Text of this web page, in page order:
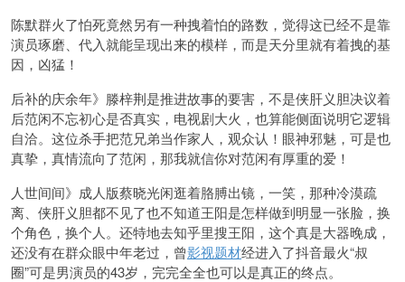
陈默群火了怕死竟然另有一种拽着怕的路数，觉得这已经不是靠
演员琢磨、代入就能呈现出来的模样，而是天分里就有着拽的基
因，凶猛！
后补的庆余年》滕梓荆是推进故事的要害，不是侠肝义胆决议着
后范闲不忘初心是否真实，电视剧大火，也算能侧面说明它逻辑
自洽。这位杀手把范兄弟当作家人，观众认！眼神邪魅，可是也
真挚，真情流向了范闲，那我就信你对范闲有厚重的爱！
人世间间》成人版蔡晓光闲逛着胳膊出镜，一笑，那种冷漠疏
离、侠肝义胆都不见了也不知道王阳是怎样做到明显一张脸，换
个角色，换个人。还特地去知乎里搜王阳，这个真是大器晚成，
还没有在群众眼中年老过，曾影视题材经进入了抖音最火“叔
圈”可是男演员的43岁，完完全全也可以是真正的终点。